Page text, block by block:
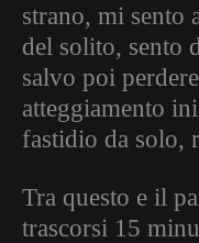
strano, mi sento
del solito, sento
salvo poi
atteggiamento
fastidio da solo,
Tra questo e il
trascorsi 15